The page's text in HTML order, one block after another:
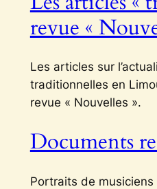
revue «
Les articles sur
traditionnelles en
revue « Nouvelles ».
Documents
Portraits de